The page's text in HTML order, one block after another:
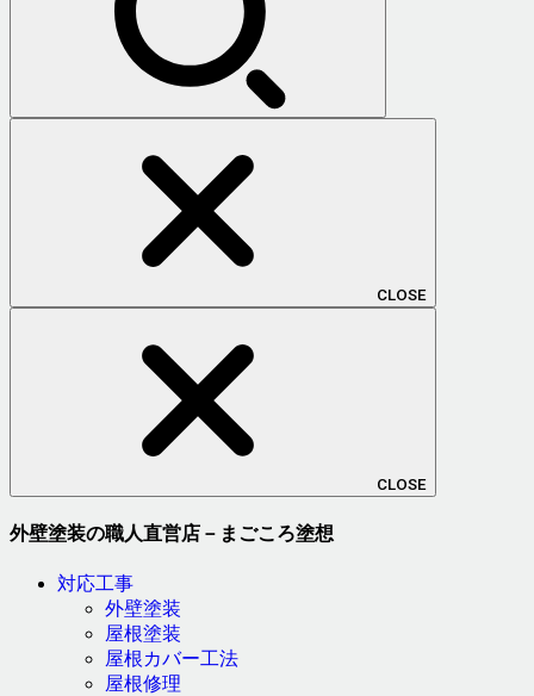
CLOSE
CLOSE
外壁塗装の職人直営店－まごころ塗想
対応工事
外壁塗装
屋根塗装
屋根カバー工法
屋根修理